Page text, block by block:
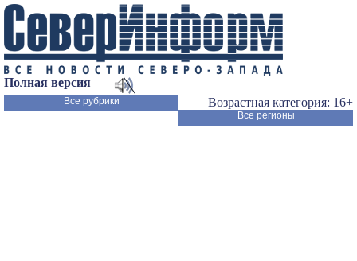
Полная версия
Возрастная категория: 16+
Все рубрики
Все регионы